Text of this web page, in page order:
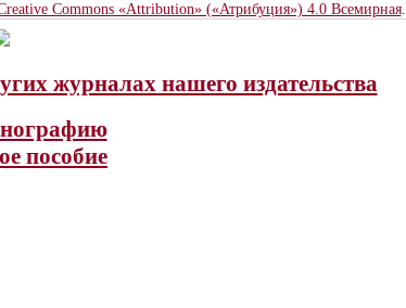
Commons «Attribution» («Атрибуция») 4.0 Всемирная.
журналах нашего издательства
пособие